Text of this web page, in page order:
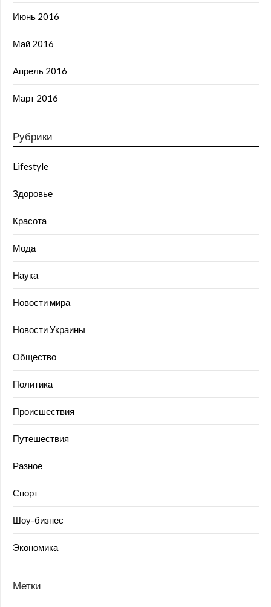
Июнь 2016
Май 2016
Апрель 2016
Март 2016
Рубрики
Lifestyle
Здоровье
Красота
Мода
Наука
Новости мира
Новости Украины
Общество
Политика
Происшествия
Путешествия
Разное
Спорт
Шоу-бизнес
Экономика
Метки